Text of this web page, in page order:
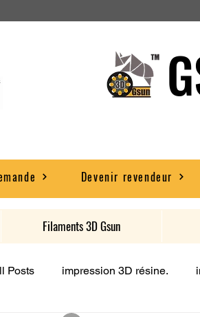
Devenir revendeur
Filaments 3D Gsun
Posts impression 3D résine.